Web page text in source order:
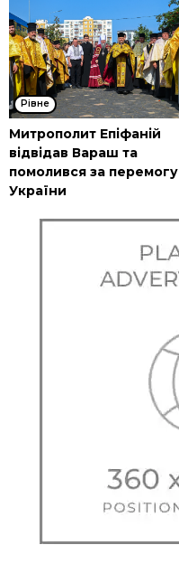
Рівне
Митрополит Епіфаній
відвідав Вараш та
помолився за перемогу
України